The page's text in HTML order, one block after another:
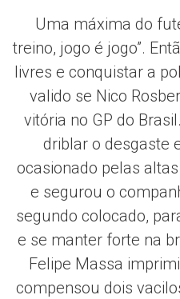
Uma máxima do
treino, jogo é jogo”.
livres e conquistar a
valido se Nico
vitória no GP do
driblar o desgaste
ocasionado pelas
e segurou o
segundo colocado,
e se manter forte na
Felipe Massa
compensou dois